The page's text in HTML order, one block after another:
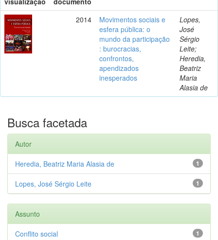
2014
Movimentos sociais e
esfera pública: o
mundo da participação
: burocracias,
confrontos,
apendizados
inesperados
Lopes,
José
Sérgio
Leite;
Heredia,
Beatriz
Maria
Alasia de
Busca facetada
Autor
1
Heredia, Beatriz Maria Alasia de
1
Lopes, José Sérgio Leite
Assunto
1
Conflito social